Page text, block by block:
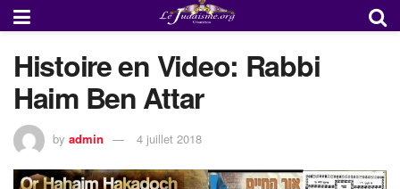
Histoire en Video: Rabbi
Haim Ben Attar
by admin 4 juillet 2018